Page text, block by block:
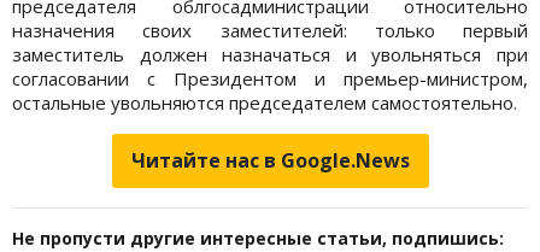
председателя облгосадминистрации относительно
назначения своих заместителей: только первый
заместитель должен назначаться и увольняться при
согласовании с Президентом и премьер-министром,
остальные увольняются председателем самостоятельно.
Читайте нас в Google.News
Не пропусти другие интересные статьи, подпишись: